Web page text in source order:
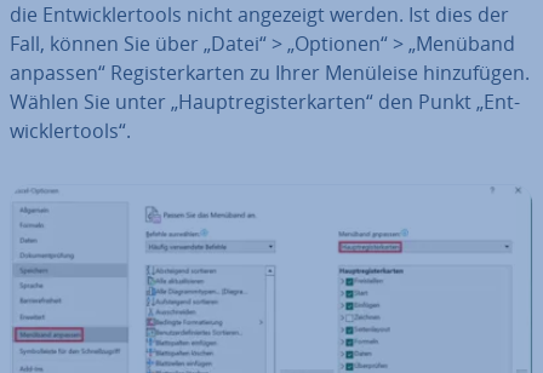
die Ent­wick­ler­tools nicht angezeigt werden. Ist dies der
Fall, können Sie über „Datei“ > „Optionen“ > „Menüband
anpassen“ Re­gis­ter­kar­ten zu Ihrer Menüleise hin­zu­fü­gen.
Wählen Sie unter „Haupt­re­gis­ter­kar­ten“ den Punkt „Ent­
wick­ler­tools“.